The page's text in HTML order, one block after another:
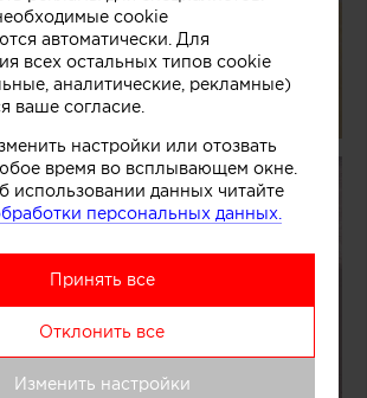
cookie
автоматически. Для
всех остальных типов cookie
аналитические, рекламные)
ваше согласие.
настройки или отозвать
время во всплывающем окне.
использовании данных читайте
персональных данных.
Принять все
Отклонить все
Изменить настройки